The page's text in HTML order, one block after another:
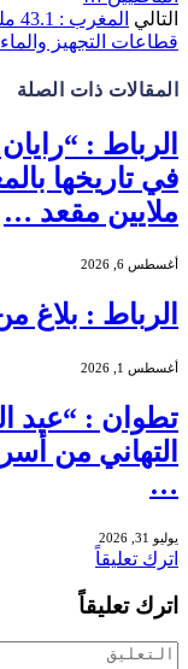
التالي
قطاعات التجهيز والماء
المقالات ذات الصلة
الرباط :
ملايين مقعد …
أغسطس 6, 2026
الرباط : بلاغ
أغسطس 1, 2026
تطوان : “عيد
التهاني من
…
يوليو 31, 2026
اترك تعليقاً
اترك تعليقاً